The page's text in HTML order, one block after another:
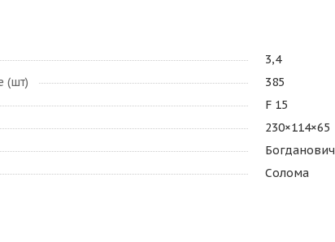
3,4
(шт)
385
F 15
230×114×65
Богданович
Солома